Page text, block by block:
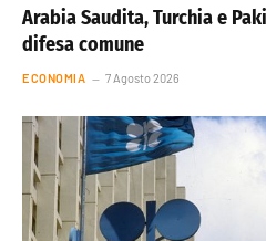
Arabia Saudita, Turchia e
difesa comune
ECONOMIA 7 Agosto 2026